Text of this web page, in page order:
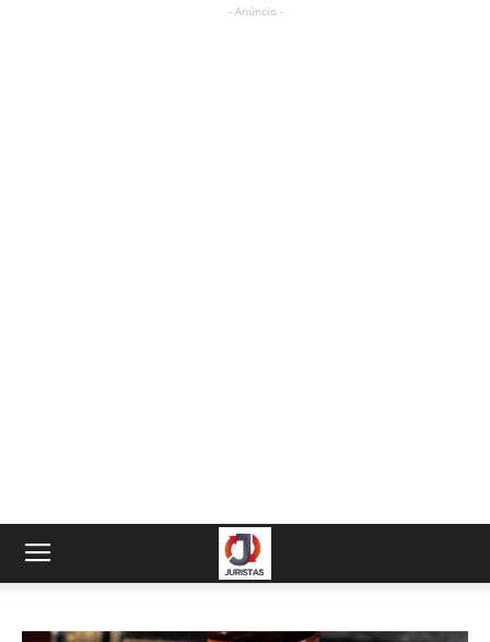
- Anúncio -